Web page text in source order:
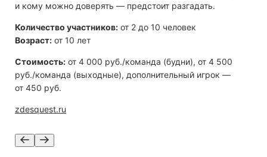
и кому можно доверять — предстоит разгадать.
Количество участников: от 2 до 10 человек
Возраст: от 10 лет
Стоимость: от 4 000 руб./команда (будни), от 4 500
руб./команда (выходные), дополнительный игрок —
от 450 руб.
zdesquest.ru